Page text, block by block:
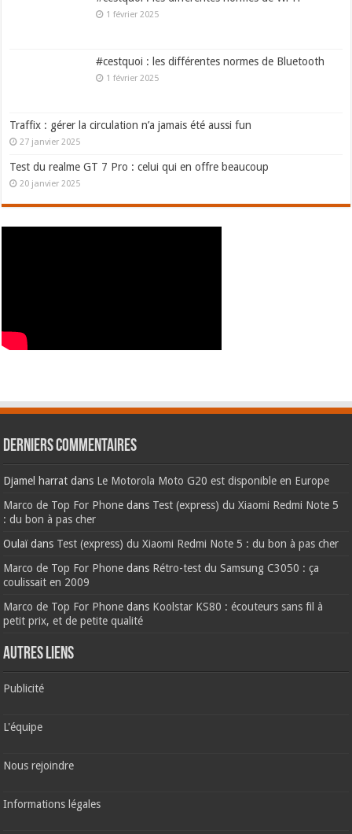
1 février 2025
#cestquoi : les différentes normes de Bluetooth
1 février 2025
Traffix : gérer la circulation n’a jamais été aussi fun
27 janvier 2025
Test du realme GT 7 Pro : celui qui en offre beaucoup
20 janvier 2025
Derniers commentaires
Djamel harrat dans Le Motorola Moto G20 est disponible en Europe
Marco de Top For Phone dans Test (express) du Xiaomi Redmi Note 5
: du bon à pas cher
Oulaïdans Test (express) du Xiaomi Redmi Note 5 : du bon à pas cher
Marco de Top For Phone dans Rétro-test du Samsung C3050 : ça
coulissait en 2009
Marco de Top For Phone dans Koolstar KS80 : écouteurs sans fil à
petit prix, et de petite qualité
AUTRES LIENS
Publicité
L'équipe
Nous rejoindre
Informations légales